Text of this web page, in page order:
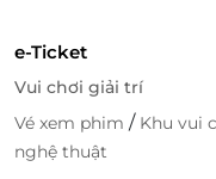
e-Ticket
Vui chơi giải trí
Vé xem phim / Khu vui
nghệ thuật